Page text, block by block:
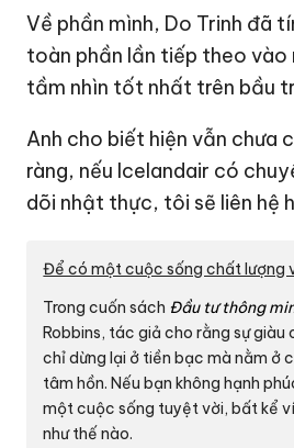
Về phần mình, Do Trinh đã
toàn phần lần tiếp theo vào
tầm nhìn tốt nhất trên bầu
Anh cho biết hiện vẫn chưa
ràng, nếu Icelandair có
dõi nhật thực, tôi sẽ liên hệ
Để có một cuộc sống chất lượng
Trong cuốn sách Đầu tư thông
Robbins, tác giả cho rằng sự giàu
chỉ dừng lại ở tiền bạc mà nằm ở
tâm hồn. Nếu bạn không hạnh
một cuộc sống tuyệt vời, bất kể
như thế nào.